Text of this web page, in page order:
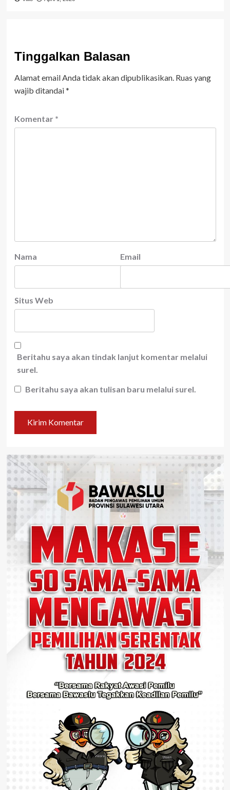
Tinggalkan Balasan
Alamat email Anda tidak akan dipublikasikan. Ruas yang
wajib ditandai*
Komentar *
Nama Email
Situs Web
Beritahu saya akan tindak lanjut komentar melalui
surel.
Beritahu saya akan tulisan baru melalui surel.